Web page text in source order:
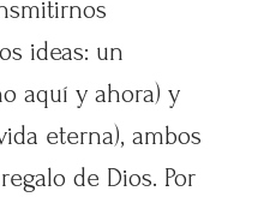
ideas: un
aquí y ahora) y
eterna), ambos
de Dios. Por